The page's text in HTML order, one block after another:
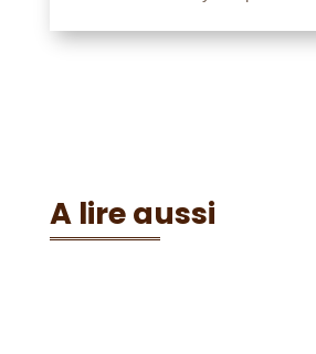
A lire aussi